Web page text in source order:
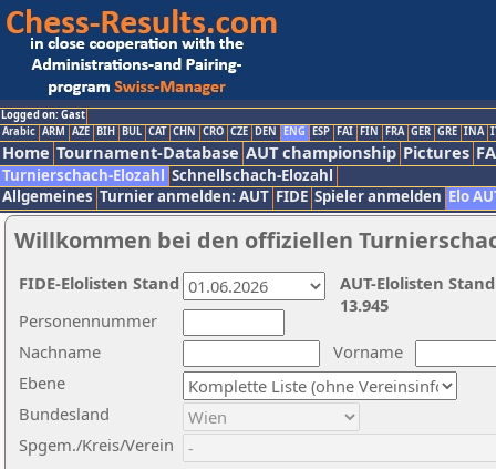
Logged on: Gast
Arabic ARM AZE BIH BUL CAT CHN CRO CZE DEN ENG ESP FAI FIN FRA GER GRE INA
Home Tournament-Database AUT championship Pictures
Turnierschach-Elozahl Schnellschach-Elozahl
Allgemeines Turnier anmelden: AUT FIDE Spieler anmelden Elo
Willkommen bei den offiziellen
Nachname
Vorname
Ebene
Personennummer
Bundesland
Spgem./Kreis/Verein
AUT-Elolisten
13.945
FIDE-Elolisten Stand